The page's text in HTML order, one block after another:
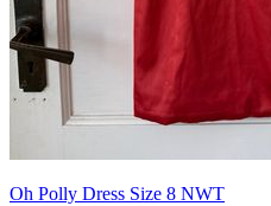
Oh Polly Dress Size 8 NWT